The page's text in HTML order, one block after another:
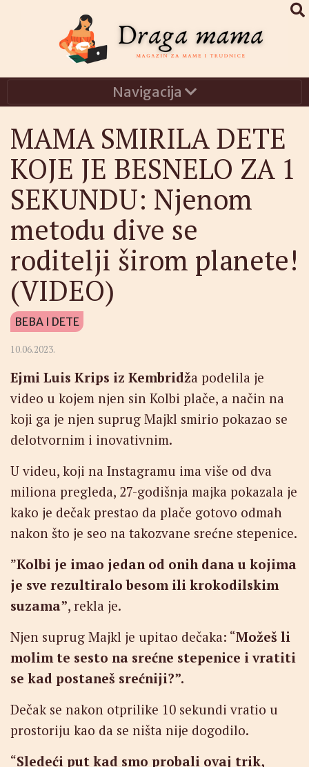
Navigacija
MAMA SMIRILA DETE
KOJE JE BESNELO ZA 1
SEKUNDU: Njenom
metodu dive se
roditelji širom planete!
(VIDEO)
BEBA I DETE
10.06.2023.
Ejmi Luis Krips iz Kembridža podelila je
video u kojem njen sin Kolbi plače, a način na
koji ga je njen suprug Majkl smirio pokazao se
delotvornim i inovativnim.
U videu, koji na Instagramu ima više od dva
miliona pregleda, 27-godišnja majka pokazala je
kako je dečak prestao da plače gotovo odmah
nakon što je seo na takozvane srećne stepenice.
”Kolbi je imao jedan od onih dana u kojima
je sve rezultiralo besom ili krokodilskim
suzama”, rekla je.
Njen suprug Majkl je upitao dečaka: “Možeš li
molim te sesto na srećne stepenice i vratiti
se kad postaneš srećniji?”.
Dečak se nakon otprilike 10 sekundi vratio u
prostoriju kao da se ništa nije dogodilo.
“Sledeći put kad smo probali ovaj trik,